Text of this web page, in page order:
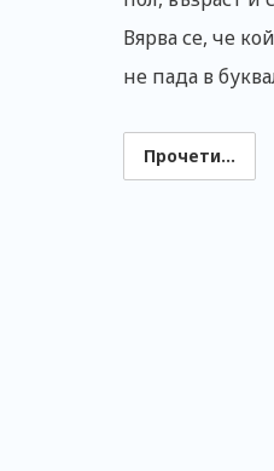
Вярва се, че
не пада в
Прочети...